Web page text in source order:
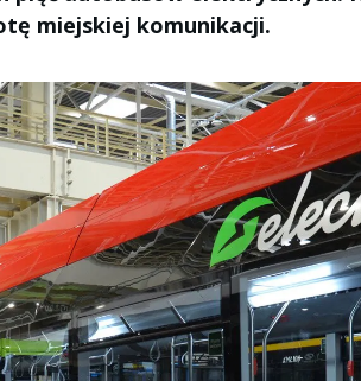
miejskiej komunikacji.